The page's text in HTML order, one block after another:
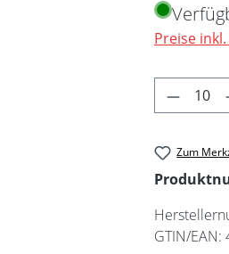
Preise
Zum
GTIN/EAN: